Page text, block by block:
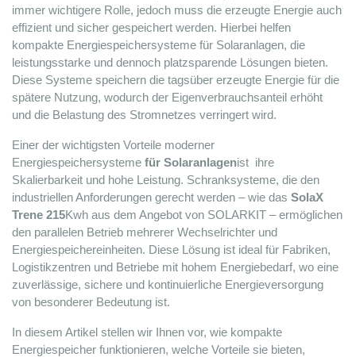
immer wichtigere Rolle, jedoch muss die erzeugte Energie auch
effizient und sicher gespeichert werden. Hierbei helfen
kompakte Energiespeichersysteme für Solaranlagen, die
leistungsstarke und dennoch platzsparende Lösungen bieten.
Diese Systeme speichern die tagsüber erzeugte Energie für die
spätere Nutzung, wodurch der Eigenverbrauchsanteil erhöht
und die Belastung des Stromnetzes verringert wird.
Einer der wichtigsten Vorteile
Energiespeichersysteme für Solaranlagenist ihre
Skalierbarkeit und hohe Leistung. Schranksysteme, die den
industriellen Anforderungen gerecht werden – wie das SolaX
Trene 215Kwh aus dem Angebot von SOLARKIT – ermöglichen
den parallelen Betrieb mehrerer Wechselrichter und
Energiespeichereinheiten. Diese Lösung ist ideal für Fabriken,
Logistikzentren und Betriebe mit hohem Energiebedarf, wo eine
zuverlässige, sichere und kontinuierliche Energieversorgung
von besonderer Bedeutung ist.
In diesem Artikel stellen wir Ihnen vor, wie kompakte
Energiespeicher funktionieren, welche Vorteile sie bieten,
Enerack FLAT10 EPDM rubber
200x100x15mm
MOS-MKT-F10-EPDM
ERK-EFT-03
2.2 kg
des
540x220x380
mm
1781 Paket
DATASHEET TO FAVOURITES
Registrieren / Anmelden
melden Sie sich an, um die Preise
Deye 15kW SUN-15K-
SM2 Hybrid LV 3 phase
Code INV-DEYE-SUN-15K-SG05LP3-
Modell
SUN-15K-SG05LP3-
Gewicht
Abmessungen
Budapest: 37 Stück
Registrieren / Anmelden
Bitte melden Sie sich an, um die
anzuzeigen!